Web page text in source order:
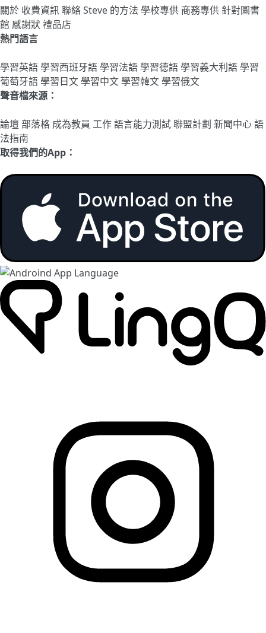
關於 收費資訊聯絡Steve 的方法 學校專供 商務專供 針對圖書
館 感謝狀禮品店
熱門語言
學習英語學習西班牙語學習法語學習德語學習義大利語學習
葡萄牙語學習日文學習中文學習韓文學習俄文
聲音檔來源：
論壇部落格 成為教員 工作語言能力測試聯盟計劃 新聞中心語
法指南
取得我們的App：